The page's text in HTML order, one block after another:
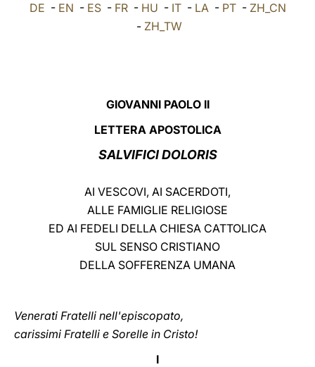
DE - EN - ES- FR- HU - IT- LA- PT- ZH_CN
- ZH_TW
GIOVANNI PAOLO II
LETTERA APOSTOLICA
SALVIFICI DOLORIS
AI VESCOVI, AI SACERDOTI,
ALLE FAMIGLIE RELIGIOSE
ED AI FEDELI DELLA CHIESA CATTOLICA
SUL SENSO CRISTIANO
DELLA SOFFERENZA UMANA
Venerati Fratelli nell'episcopato,
carissimi Fratelli e Sorelle in Cristo!
I